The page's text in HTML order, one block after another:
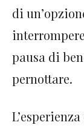
di
pausa di
pernottare.